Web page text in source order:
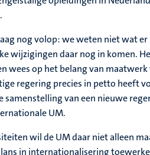
nog volop: we weten niet wat
wijzigingen daar nog in komen.
wees op het belang van
regering precies in petto heeft
samenstelling van een nieuwe
UM.
wil de UM daar niet alleen
in internationalisering